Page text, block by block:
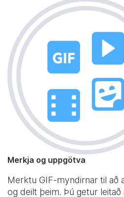
Merkja og uppgötva
Merktu GIF-myndirnar til að
og deilt þeim. Þú getur